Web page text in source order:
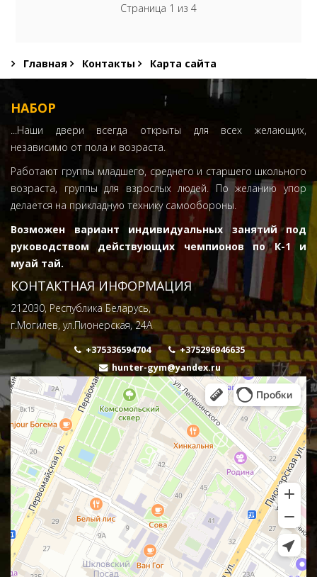
Страница 1 из 4
Главная Контакты Карта сайта
НАБОР
...Наши двери всегда открыты для всех желающих,
независимо от пола и возраста.
Работают группы младшего, среднего и старшего школьного
возраста, группы для взрослых людей. По желанию упор
делается на прикладную технику самообороны.
Возможен вариант индивидуальных занятий под
руководством действующих чемпионов по К-1 и
муай тай.
КОНТАКТНАЯ ИНФОРМАЦИЯ
212030, Республика Беларусь,
г.Могилев, ул.Пионерская, 24А
+375336594704
+375296946635
hunter-gym@yandex.ru